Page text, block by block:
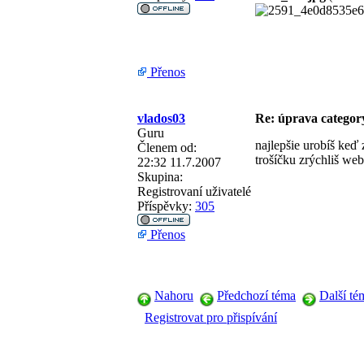
Přenos
vlados03
Re: úprava
Guru
Členem od:
22:32 11.7.2007
Skupina:
Registrovaní uživatelé
Příspěvky: 305
najlepšie urobíš keď
trošíčku zrýchliš
Přenos
Nahoru Předchozí téma
Další
Registrovat pro přispívání